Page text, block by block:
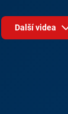
Další videa